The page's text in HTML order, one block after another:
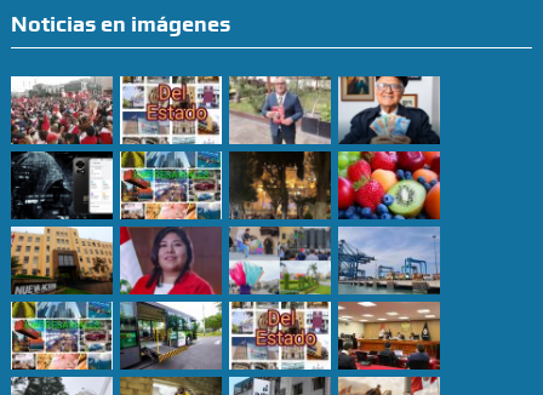
Noticias en imágenes